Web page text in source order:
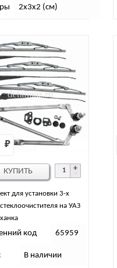
2х3х2 (см)
для установки 3-х
на УАЗ
₽
код 65959
В наличии
КУПИТЬ